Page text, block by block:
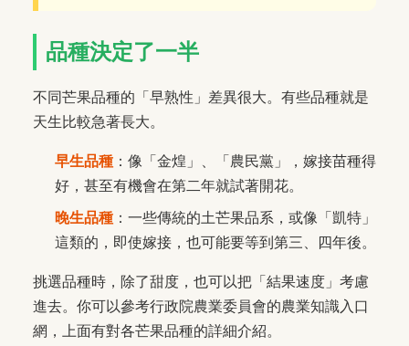
品種決定了一半
不同芒果品種的「早熟性」差異很大。有些品種就是
天生比較急著長大。
早生品種 ：像「金煌」、「農民黨」，嫁接苗種得
好，甚至有機會在第二年就試著開花。
晚生品種 ：一些傳統的土芒果品系，或像「凱特」
這類的，即使嫁接，也可能要等到第三、四年後。
挑選品種時，除了甜度，也可以把「結果速度」考慮
進去。你可以參考行政院農業委員會的農業知識入口
網，上面有對各芒果品種的詳細介紹。